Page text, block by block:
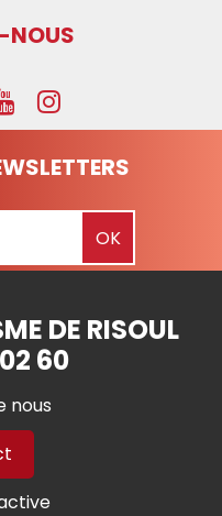
NOUS
DE RISOUL
60
nous